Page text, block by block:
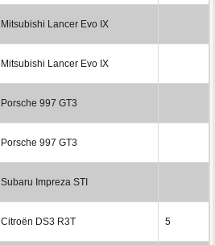
Mitsubishi Lancer Evo IX
Mitsubishi Lancer Evo IX
Porsche 997 GT3
Porsche 997 GT3
Subaru Impreza STI
Citroën DS3 R3T 5